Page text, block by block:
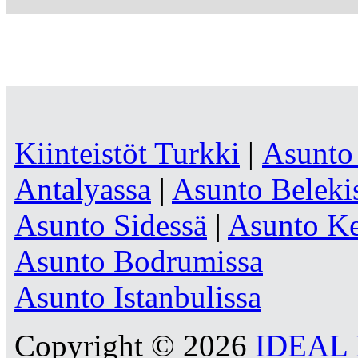
Kiinteistöt Turkki |
Antalyassa | Asunto
Asunto Sidessä | Asunto
Asunto Bodrumissa
Asunto Istanbulissa
Copyright © 2026 IDEAL